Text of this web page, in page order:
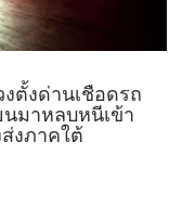
ตั้งด่านเชือดรถ
นมาหลบหนีเข้า
งภาคใต้